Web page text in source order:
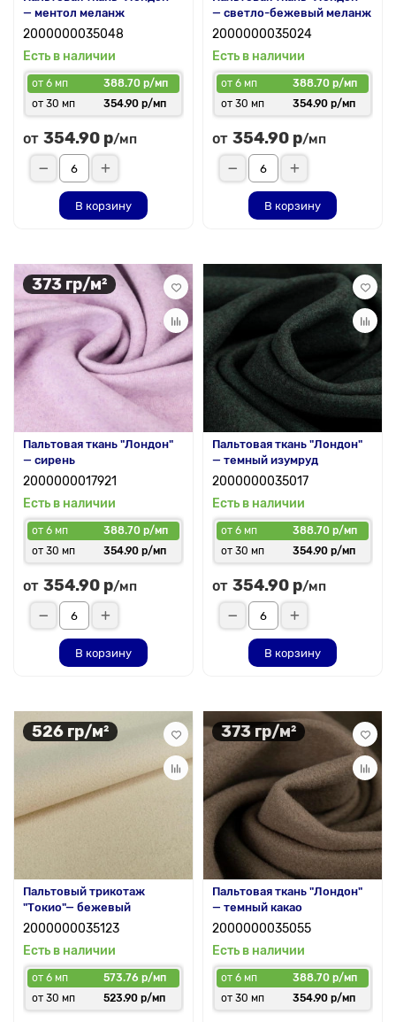
— ментол меланж
2000000035048
Есть в наличии
от 6 мп
388.70 р/мп
от 30 мп
354.90 р/мп
от 354.90 р/мп
В корзину
— светло-бежевый меланж
2000000035024
Есть в наличии
от 6 мп
388.70 р/мп
от 30 мп
354.90 р/мп
от 354.90 р/мп
В корзину
373 гр/м²
Пальтовая ткань "Лондон"
— сирень
2000000017921
Есть в наличии
от 6 мп
388.70 р/мп
от 30 мп
354.90 р/мп
от 354.90 р/мп
В корзину
Пальтовая ткань "Лондон"
— темный изумруд
2000000035017
Есть в наличии
от 6 мп
388.70 р/мп
от 30 мп
354.90 р/мп
от 354.90 р/мп
В корзину
526 гр/м²
Пальтовый трикотаж
"Токио"— бежевый
2000000035123
Есть в наличии
от 6 мп
573.76 р/мп
от 30 мп
523.90 р/мп
373 гр/м²
Пальтовая ткань "Лондон"
— темный какао
2000000035055
Есть в наличии
от 6 мп
388.70 р/мп
от 30 мп
354.90 р/мп